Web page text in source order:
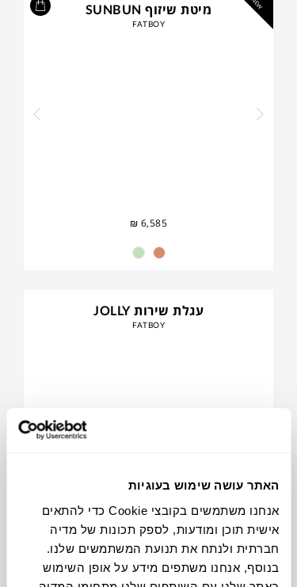
האתר עושה שימוש בעוגיות
אנחנו משתמשים בקובצי Cookie כדי להתאים
אישית תוכן ומודעות, לספק תכונות של מדיה
חברתית ולנתח את תנועת המשתמשים שלנו.
בנוסף, אנחנו משתפים מידע על אופן השימוש
NEW מיטת שיזוף SUNBUN
FATBOY
₪ 6,585
עגלת שירות JOLLY
FATBOY
₪4,937
₪ 4,048
18%
הנחה